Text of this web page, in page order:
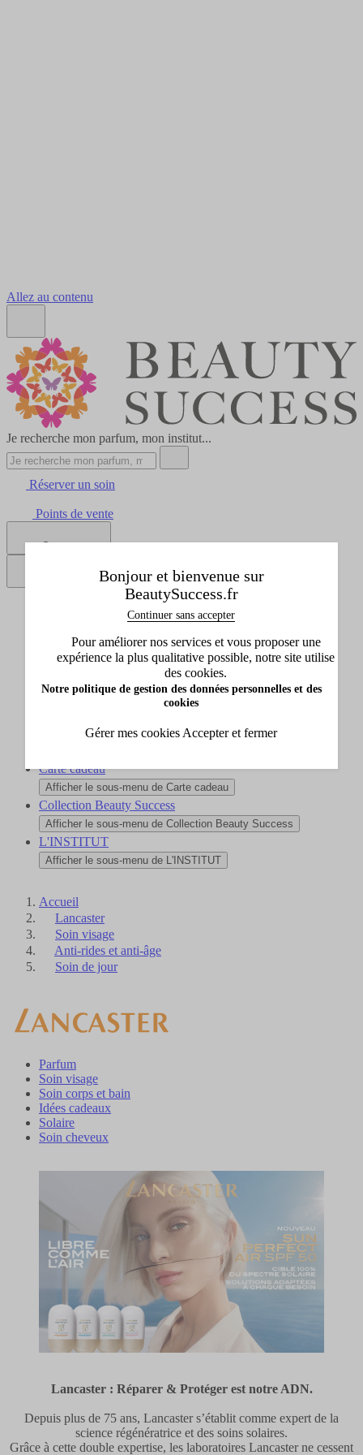
Allez au contenu
Je recherche mon parfum, mon institut...
Réserver un soin
Points de vente
Se connecter
Afficher le sous-menu de Tous les produits
Idées cadeaux
Afficher le sous-menu de Idées cadeaux
Afficher le sous-menu de Marques
Nouveautés
Carte cadeau
Afficher le sous-menu de Carte cadeau
Collection Beauty Success
Afficher le sous-menu de Collection Beauty Success
L'INSTITUT
Afficher le sous-menu de L'INSTITUT
Accueil
Lancaster
Soin visage
Anti-rides et anti-âge
Soin de jour
Parfum
Soin visage
Soin corps et bain
Idées cadeaux
Solaire
Soin cheveux
Lancaster : Réparer & Protéger est notre ADN.
Depuis plus de 75 ans, Lancaster s’établit comme expert de la
science régénératrice et des soins solaires.
Grâce à cette double expertise, les laboratoires Lancaster ne cessent
Bonjour et bienvenue sur
BeautySuccess.fr
Continuer sans accepter
Pour améliorer nos services et vous proposer une
expérience la plus qualitative possible, notre site utilise
des cookies.
Notre politique de gestion des données personnelles et des
cookies
Gérer mes cookies Accepter et fermer